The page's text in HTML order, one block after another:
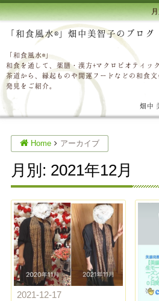
「和食風水®」畑中美智子のブログ
「和食風水®」
和食を通して、薬膳・漢方+マクロビオティッ
茶道から、縁起ものや開運フードなどの和食文
発見をご紹介。
畑中
Home アーカイブ
月別: 2021年12月
2021-12-17